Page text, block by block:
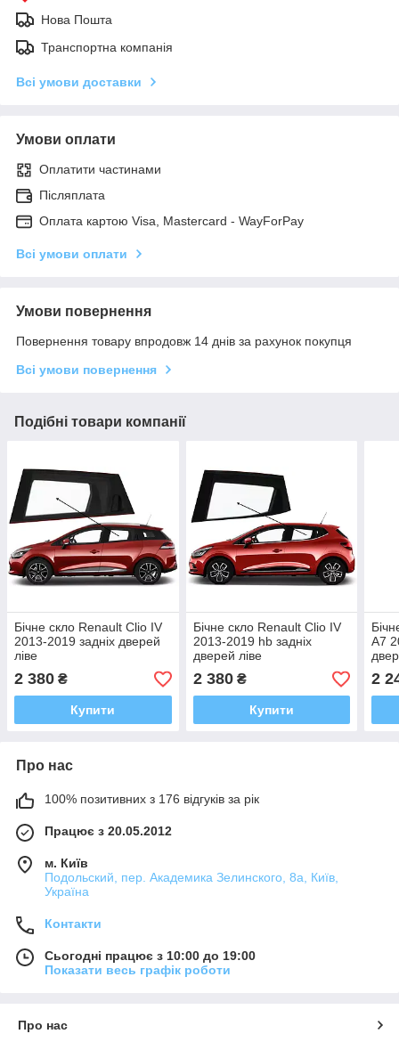
Нова Пошта
Транспортна компанія
Всі умови доставки
Умови оплати
Оплатити частинами
Післяплата
Оплата картою Visa, Mastercard - WayForPay
Всі умови оплати
Умови повернення
Повернення товару впродовж 14 днів за рахунок покупця
Всі умови повернення
Подібні товари компанії
Бічне скло Renault Clio IV
2013-2019 задніх дверей
ліве
2 380 ₴
Купити
Бічне скло Renault Clio IV
2013-2019 hb задніх
дверей ліве
2 380₴
Купити
A7
2
Про нас
100% позитивних з 176 відгуків за рік
Працює з 20.05.2012
м. Київ
Подольский, пер. Академика Зелинского, 8а, Київ,
Україна
Контакти
Сьогодні працює з 10:00 до 19:00
Показати весь графік роботи
Про нас